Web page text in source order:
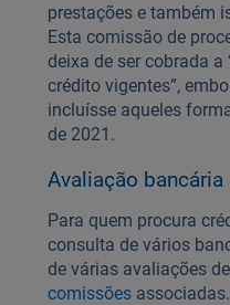
prestações e também
Esta comissão de
deixa de ser cobrada
crédito vigentes”,
incluísse aqueles
de 2021.
Avaliação bancária
Para quem procura
consulta de vários
de várias avaliações
comissõesassociadas.